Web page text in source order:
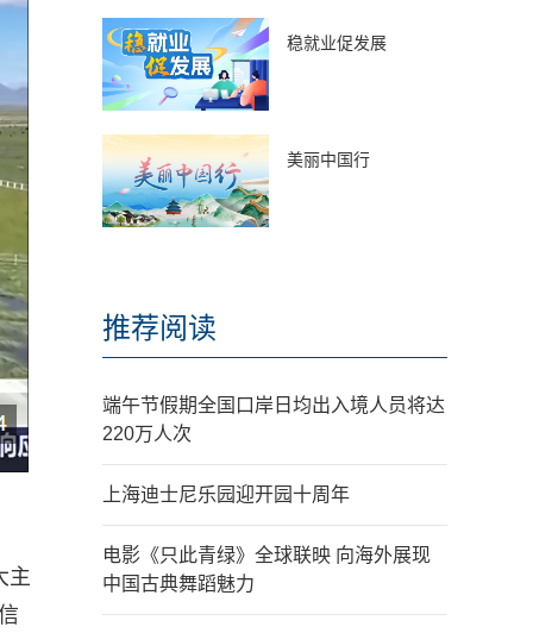
主
稳就业促发展
美丽中国行
推荐阅读
端午节假期全国口岸日均出入境人员将达
220万人次
上海迪士尼乐园迎开园十周年
电影《只此青绿》全球联映 向海外展现
中国古典舞蹈魅力